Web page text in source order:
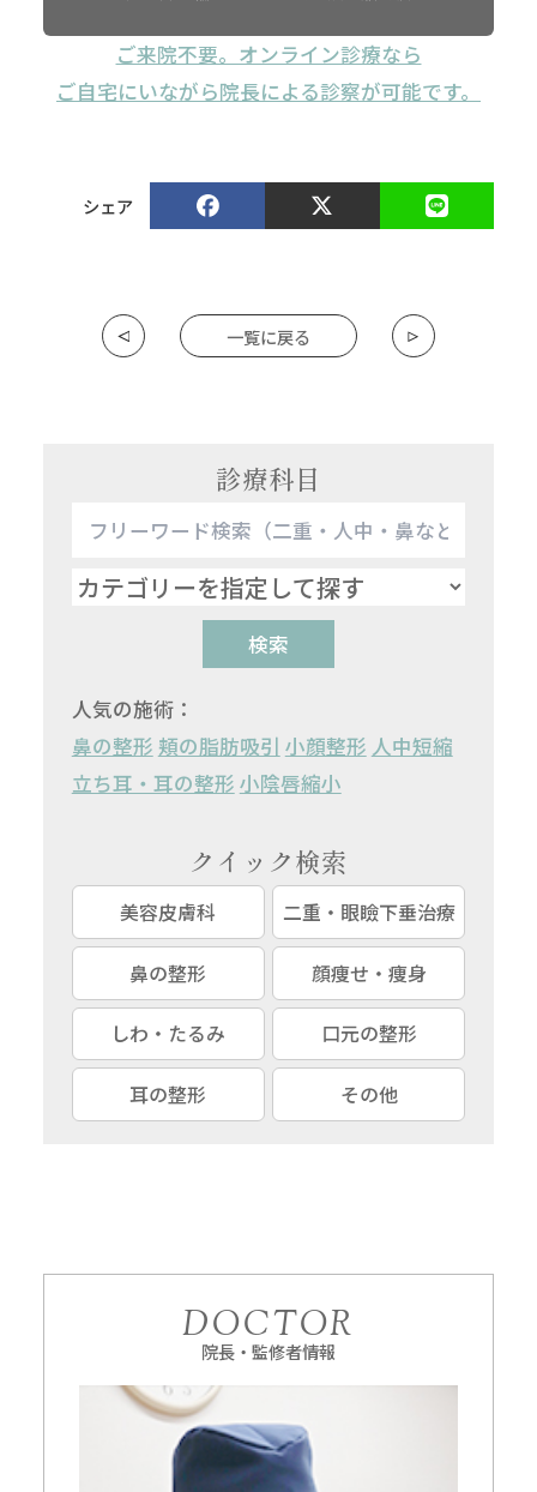
ご来院不要。オンライン診療なら
ご自宅にいながら院長による診察が可能です。
シェア
一覧に戻る
診療科目
検索
人気の施術：
鼻の整形 頬の脂肪吸引 小顔整形 人中短縮
立ち耳・耳の整形 小陰唇縮小
クイック検索
美容皮膚科 二重・眼瞼下垂治療
鼻の整形 顔痩せ・痩身
しわ・たるみ 口元の整形
耳の整形 その他
DOCTOR
院長・監修者情報